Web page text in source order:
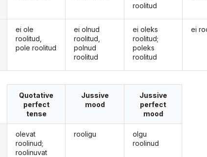
ei ole
roolitud,
pole roolitud
ei olnud
roolitud,
polnud
roolitud
roolitud
ei oleks
roolitud;
poleks
roolitud
ei
Quotative
perfect
tense
olevat
roolinud;
roolinuvat
Jussive
mood
rooligu
Jussive
perfect
mood
olgu
roolinud